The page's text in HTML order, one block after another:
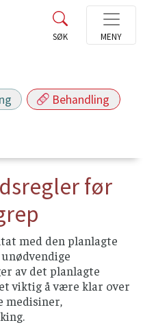
Behandling
før
med den planlagte
av det planlagte
viktig å være klar over
medisiner,